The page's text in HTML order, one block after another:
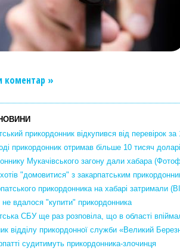
коментар »
прикордонник відкупився від перевірок за
прикордонник отримав більше 10 тисяч
Мукачівського загону дали хабара
"домовитися" з закарпатським
прикордонника на хабарі затримали
не вдалося "купити" прикордонника
СБУ ще раз розповіла, що в області
відділу прикордонної служби «Великий
судитимуть прикордонника-злочинця